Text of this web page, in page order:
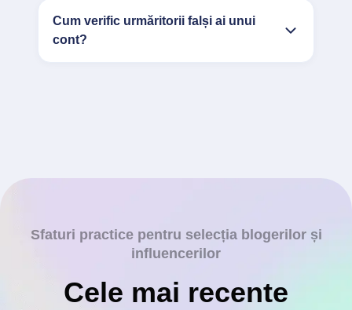
Cum verific urmăritorii falși ai unui
cont?
Sfaturi practice pentru selecția blogerilor și
influencerilor
Cele mai recente